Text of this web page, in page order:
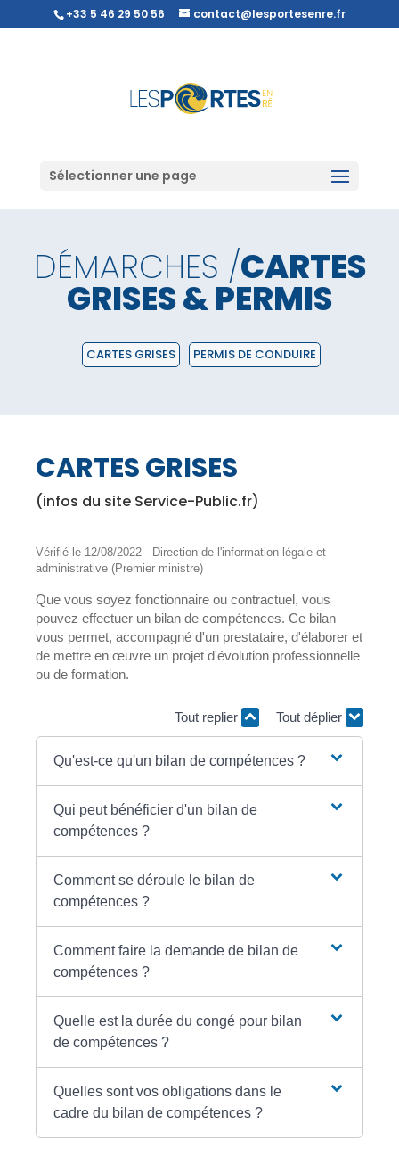
+33 5 46 29 50 56 contact@lesportesenre.fr
Sélectionner une page
DÉMARCHES /CARTES
GRISES & PERMIS
CARTES GRISES PERMIS DE CONDUIRE
CARTES GRISES
(infos du site Service-Public.fr)
Vérifié le 12/08/2022 - Direction de l'information légale et
administrative (Premier ministre)
Que vous soyez fonctionnaire ou contractuel, vous
pouvez effectuer un bilan de compétences. Ce bilan
vous permet, accompagné d'un prestataire, d'élaborer et
de mettre en œuvre un projet d'évolution professionnelle
ou de formation.
Tout replier Tout déplier
Qu'est-ce qu'un bilan de compétences ?
Qui peut bénéficier d'un bilan de
compétences ?
Comment se déroule le bilan de
compétences ?
Comment faire la demande de bilan de
compétences ?
Quelle est la durée du congé pour bilan
de compétences ?
Quelles sont vos obligations dans le
cadre du bilan de compétences ?